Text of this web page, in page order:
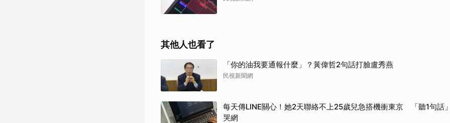
其他人也看了
「你的油我要通報什麼」？黃偉哲2句話打臉盧秀燕
民視新聞網
每天傳LINE關心！她2天聯絡不上25歲兒急搭機衝東京 「聽1句話
哭網